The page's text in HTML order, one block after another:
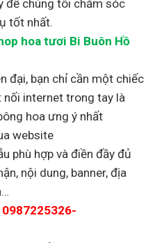
để chúng tôi chăm sóc
tốt nhất.
hoa tươi Bi Buôn Hồ
đại, bạn chỉ cần một chiếc
internet trong tay là
hoa ưng ý nhất
website
phù hợp và điền đầy đủ
nội dung, banner, địa
0987225326-